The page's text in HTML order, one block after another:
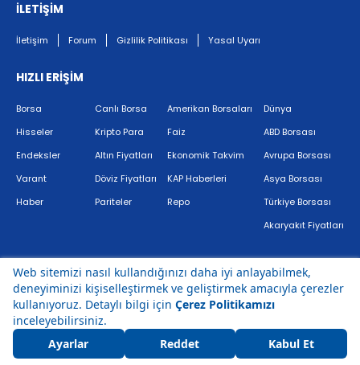
İLETİŞİM
İletişim Forum Gizlilik Politikası Yasal Uyarı
HIZLI ERİŞİM
Borsa
Hisseler
Endeksler
Varant
Haber
Canlı Borsa
Kripto Para
Altın Fiyatları
Döviz Fiyatları
Pariteler
Amerikan Borsaları
Faiz
Ekonomik Takvim
KAP Haberleri
Repo
Dünya
ABD Borsası
Avrupa Borsası
Asya Borsası
Türkiye Borsası
Akaryakıt Fiyatları
Bir markasıdır.